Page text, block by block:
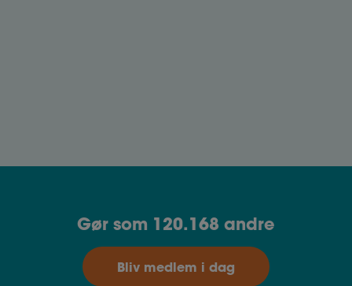
Gør som 120.168 andre
Bliv medlem i dag